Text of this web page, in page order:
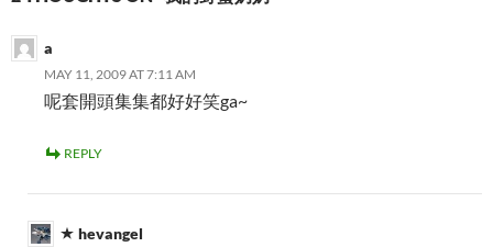
a
MAY 11, 2009 AT 7:11 AM
呢套開頭集集都好好笑ga~
REPLY
hevangel